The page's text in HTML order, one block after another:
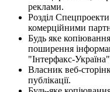
реклами.
Розділ
комерційними
Будь яке
поширення
"Інтерфакс-
Власник веб-
публікації.